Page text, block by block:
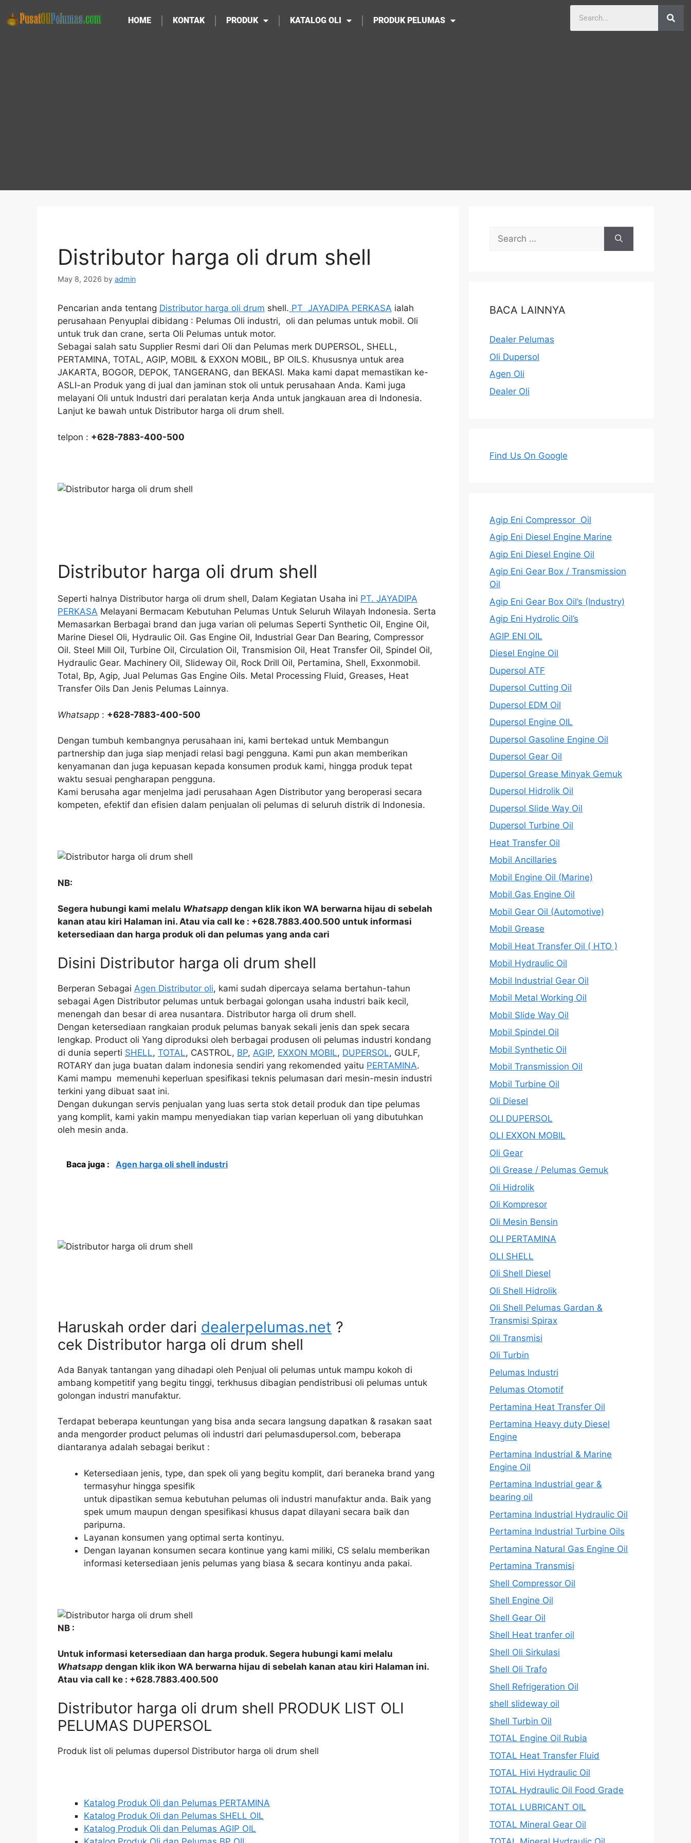
HOME KONTAK PRODUK KATALOG OLI PRODUK PELUMAS
Distributor harga oli drum shell
May 8, 2026 by admin
Pencarian anda tentang Distributor harga oli drum shell. PT JAYADIPA PERKASA ialah
perusahaan Penyuplai dibidang : Pelumas Oli industri, oli dan pelumas untuk mobil. Oli
untuk truk dan crane, serta Oli Pelumas untuk motor.
Sebagai salah satu Supplier Resmi dari Oli dan Pelumas merk DUPERSOL, SHELL,
PERTAMINA, TOTAL, AGIP, MOBIL & EXXON MOBIL, BP OILS. Khususnya untuk area
JAKARTA, BOGOR, DEPOK, TANGERANG, dan BEKASI. Maka kami dapat memastikan ke-
ASLI-an Produk yang di jual dan jaminan stok oli untuk perusahaan Anda. Kami juga
melayani Oli untuk Industri dari peralatan kerja Anda untuk jangkauan area di Indonesia.
Lanjut ke bawah untuk Distributor harga oli drum shell.
telpon : +628-7883-400-500
Distributor harga oli drum shell
Seperti halnya Distributor harga oli drum shell, Dalam Kegiatan Usaha ini PT. JAYADIPA
PERKASA Melayani Bermacam Kebutuhan Pelumas Untuk Seluruh Wilayah Indonesia. Serta
Memasarkan Berbagai brand dan juga varian oli pelumas Seperti Synthetic Oil, Engine Oil,
Marine Diesel Oli, Hydraulic Oil. Gas Engine Oil, Industrial Gear Dan Bearing, Compressor
Oil. Steel Mill Oil, Turbine Oil, Circulation Oil, Transmision Oil, Heat Transfer Oil, Spindel Oil,
Hydraulic Gear. Machinery Oil, Slideway Oil, Rock Drill Oil, Pertamina, Shell, Exxonmobil.
Total, Bp, Agip, Jual Pelumas Gas Engine Oils. Metal Processing Fluid, Greases, Heat
Transfer Oils Dan Jenis Pelumas Lainnya.
Whatsapp : +628-7883-400-500
Dengan tumbuh kembangnya perusahaan ini, kami bertekad untuk Membangun
partnership dan juga siap menjadi relasi bagi pengguna. Kami pun akan memberikan
kenyamanan dan juga kepuasan kepada konsumen produk kami, hingga produk tepat
waktu sesuai pengharapan pengguna.
Kami berusaha agar menjelma jadi perusahaan Agen Distributor yang beroperasi secara
kompeten, efektif dan efisien dalam penjualan oli pelumas di seluruh distrik di Indonesia.
NB:
Segera hubungi kami melalu Whatsapp dengan klik ikon WA berwarna hijau di sebelah
kanan atau kiri Halaman ini. Atau via call ke : +628.7883.400.500 untuk informasi
ketersediaan dan harga produk oli dan pelumas yang anda cari
Disini Distributor harga oli drum shell
Berperan Sebagai Agen Distributor oli, kami sudah dipercaya selama bertahun-tahun
sebagai Agen Distributor pelumas untuk berbagai golongan usaha industri baik kecil,
menengah dan besar di area nusantara. Distributor harga oli drum shell.
Dengan ketersediaan rangkaian produk pelumas banyak sekali jenis dan spek secara
lengkap. Product oli Yang diproduksi oleh berbagai produsen oli pelumas industri kondang
di dunia seperti SHELL, TOTAL, CASTROL, BP, AGIP, EXXON MOBIL, DUPERSOL, GULF,
ROTARY dan juga buatan dalam indonesia sendiri yang rekomended yaitu PERTAMINA.
Kami mampu memenuhi keperluan spesifikasi teknis pelumasan dari mesin-mesin industri
terkini yang dibuat saat ini.
Dengan dukungan servis penjualan yang luas serta stok detail produk dan tipe pelumas
yang komplit, kami yakin mampu menyediakan tiap varian keperluan oli yang dibutuhkan
oleh mesin anda.
Baca juga : Agen harga oli shell industri
Haruskah order dari dealerpelumas.net ?
cek Distributor harga oli drum shell
Ada Banyak tantangan yang dihadapi oleh Penjual oli pelumas untuk mampu kokoh di
ambang kompetitif yang begitu tinggi, terkhusus dibagian pendistribusi oli pelumas untuk
golongan industri manufaktur.
Terdapat beberapa keuntungan yang bisa anda secara langsung dapatkan & rasakan saat
anda mengorder product pelumas oli industri dari pelumasdupersol.com, beberapa
diantaranya adalah sebagai berikut :
Ketersediaan jenis, type, dan spek oli yang begitu komplit, dari beraneka brand yang
termasyhur hingga spesifik
untuk dipastikan semua kebutuhan pelumas oli industri manufaktur anda. Baik yang
spek umum maupun dengan spesifikasi khusus dapat dilayani secara baik dan
paripurna.
Layanan konsumen yang optimal serta kontinyu.
Dengan layanan konsumen secara kontinue yang kami miliki, CS selalu memberikan
informasi ketersediaan jenis pelumas yang biasa & secara kontinyu anda pakai.
NB :
Untuk informasi ketersediaan dan harga produk. Segera hubungi kami melalu
Whatsapp dengan klik ikon WA berwarna hijau di sebelah kanan atau kiri Halaman ini.
Atau via call ke : +628.7883.400.500
Distributor harga oli drum shell PRODUK LIST OLI
PELUMAS DUPERSOL
Produk list oli pelumas dupersol Distributor harga oli drum shell
Katalog Produk Oli dan Pelumas PERTAMINA
Katalog Produk Oli dan Pelumas SHELL OIL
Katalog Produk Oli dan Pelumas AGIP OIL
BACA LAINNYA
Dealer Pelumas
Oli Dupersol
Agen Oli
Dealer Oli
Find Us On Google
Agip Eni Compressor Oil
Agip Eni Diesel Engine Marine
Agip Eni Diesel Engine Oil
Agip Eni Gear Box / Transmission
Oil
Agip Eni Gear Box Oil’s (Industry)
Agip Eni Hydrolic Oil’s
AGIP ENI OIL
Diesel Engine Oil
Dupersol ATF
Dupersol Cutting Oil
Dupersol EDM Oil
Dupersol Engine OIL
Dupersol Gasoline Engine Oil
Dupersol Gear Oil
Dupersol Grease Minyak Gemuk
Dupersol Hidrolik Oil
Dupersol Slide Way Oil
Dupersol Turbine Oil
Heat Transfer Oil
Mobil Ancillaries
Mobil Engine Oil (Marine)
Mobil Gas Engine Oil
Mobil Gear Oil (Automotive)
Mobil Grease
Mobil Heat Transfer Oil ( HTO )
Mobil Hydraulic Oil
Mobil Industrial Gear Oil
Mobil Metal Working Oil
Mobil Slide Way Oil
Mobil Spindel Oil
Mobil Synthetic Oil
Mobil Transmission Oil
Mobil Turbine Oil
Oli Diesel
OLI DUPERSOL
OLI EXXON MOBIL
Oli Gear
Oli Grease / Pelumas Gemuk
Oli Hidrolik
Oli Kompresor
Oli Mesin Bensin
OLI PERTAMINA
OLI SHELL
Oli Shell Diesel
Oli Shell Hidrolik
Oli Shell Pelumas Gardan &
Transmisi Spirax
Oli Transmisi
Oli Turbin
Pelumas Industri
Pelumas Otomotif
Pertamina Heat Transfer Oil
Pertamina Heavy duty Diesel
Engine
Pertamina Industrial & Marine
Engine Oil
Pertamina Industrial gear &
bearing oil
Pertamina Industrial Hydraulic Oil
Pertamina Industrial Turbine Oils
Pertamina Natural Gas Engine Oil
Pertamina Transmisi
Shell Compressor Oil
Shell Engine Oil
Shell Gear Oil
Shell Heat tranfer oil
Shell Oli Sirkulasi
Shell Oli Trafo
Shell Refrigeration Oil
shell slideway oil
Shell Turbin Oil
TOTAL Engine Oil Rubia
TOTAL Heat Transfer Fluid
TOTAL Hivi Hydraulic Oil
TOTAL Hydraulic Oil Food Grade
TOTAL LUBRICANT OIL
TOTAL Mineral Gear Oil